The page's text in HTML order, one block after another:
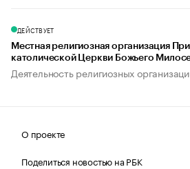
ДЕЙСТВУЕТ
Местная религиозная организация
католической Церкви Божьего
Деятельность религиозных
О проекте
Поделиться новостью на РБК